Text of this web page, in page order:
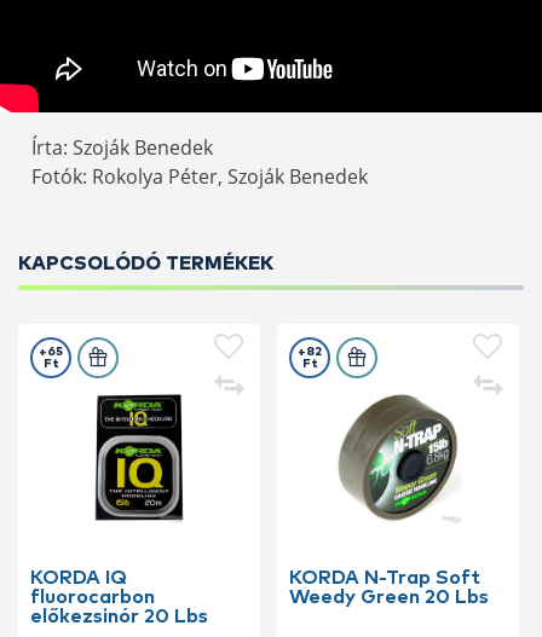
Írta: Szoják Benedek
Fotók: Rokolya Péter, Szoják Benedek
KAPCSOLÓDÓ TERMÉKEK
KORDA IQ
fluorocarbon
előkezsinór 20 Lbs
+65
Ft
KORDA N-Trap Soft
Weedy Green 20 Lbs
+82
Ft